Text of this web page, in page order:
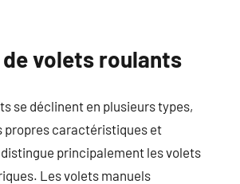
volets roulants
se déclinent en plusieurs types,
propres caractéristiques et
principalement les volets
Les volets manuels